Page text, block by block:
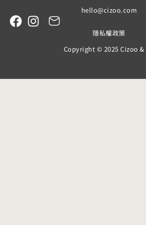
hello@cizoo.com
隱私權政策
Copyright © 2025 Cizoo &